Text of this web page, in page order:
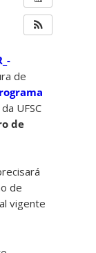
de
UFSC
de
de
vigente